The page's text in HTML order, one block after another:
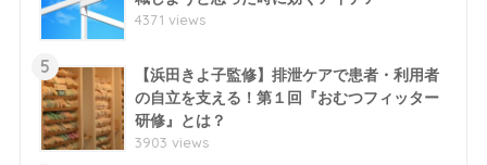
4371 views
5
【浜田きよ子監修】排泄ケアで患者・利用者
の自立を支える！第１回『おむつフィッター
研修』とは？
3903 views